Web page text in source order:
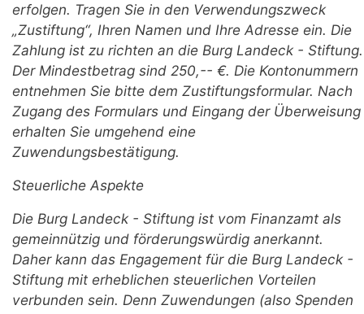
erfolgen. Tragen Sie in den Verwendungszweck
„Zustiftung“, Ihren Namen und Ihre Adresse ein. Die
Zahlung ist zu richten an die Burg Landeck - Stiftung.
Der Mindestbetrag sind 250,-- €. Die Kontonummern
entnehmen Sie bitte dem Zustiftungsformular. Nach
Zugang des Formulars und Eingang der Überweisung
erhalten Sie umgehend eine
Zuwendungsbestätigung.
Steuerliche Aspekte
Die Burg Landeck - Stiftung ist vom Finanzamt als
gemeinnützig und förderungswürdig anerkannt.
Daher kann das Engagement für die Burg Landeck -
Stiftung mit erheblichen steuerlichen Vorteilen
verbunden sein. Denn Zuwendungen (also Spenden